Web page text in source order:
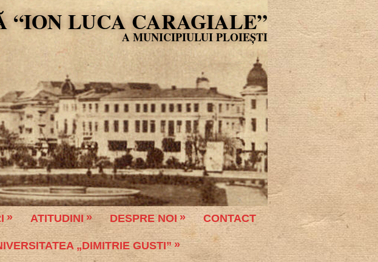
“ION LUCA CARAGIALE”
ATITUDINI DESPRE NOI CONTACT
„DIMITRIE GUSTI”